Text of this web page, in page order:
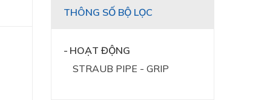
THÔNG SỐ BỘ LỌC
HOẠT ĐỘNG
STRAUB PIPE - GRIP